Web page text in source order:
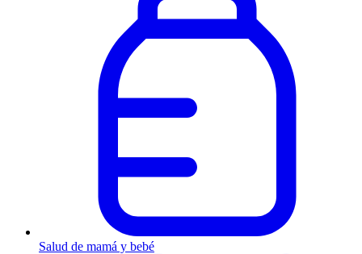
Salud de mamá y bebé